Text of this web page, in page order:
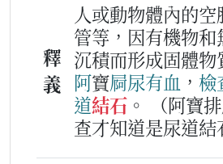
釋
義
人或動物體內的
管等，因有機物和
沉積而形成固體物
阿寶屙尿有血 ， 檢
道結石 。
（阿寶
查才知道是尿道結